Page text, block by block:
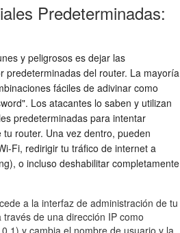
Predeterminadas:
y peligrosos es dejar las
predeterminadas del router. La mayoría
fáciles de adivinar como
Los atacantes lo saben y utilizan
predeterminadas para intentar
router. Una vez dentro, pueden
Fi, redirigir tu tráfico de internet a
o incluso deshabilitar completamente
a la interfaz de administración de tu
de una dirección IP como